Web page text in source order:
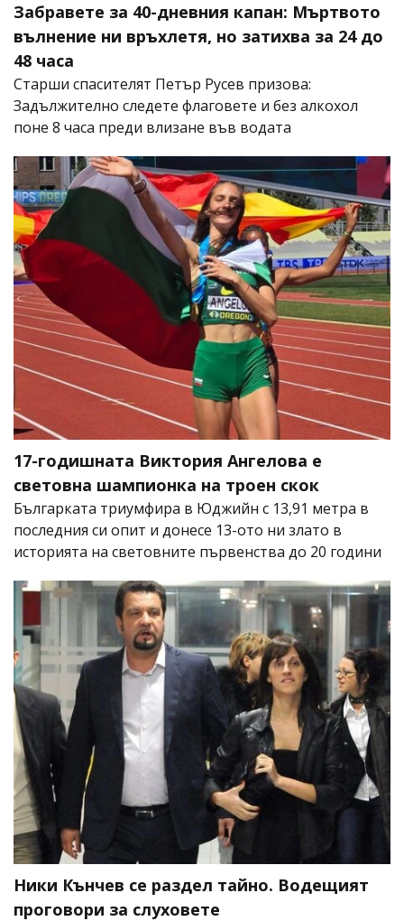
Забравете за 40-дневния капан: Мъртвото
вълнение ни връхлетя, но затихва за 24 до
48 часа
Старши спасителят Петър Русев призова:
Задължително следете флаговете и без алкохол
поне 8 часа преди влизане във водата
17-годишната Виктория Ангелова е
световна шампионка на троен скок
Българката триумфира в Юджийн с 13,91 метра в
последния си опит и донесе 13-ото ни злато в
историята на световните първенства до 20 години
Ники Кънчев се раздел тайно. Водещият
проговори за слуховете